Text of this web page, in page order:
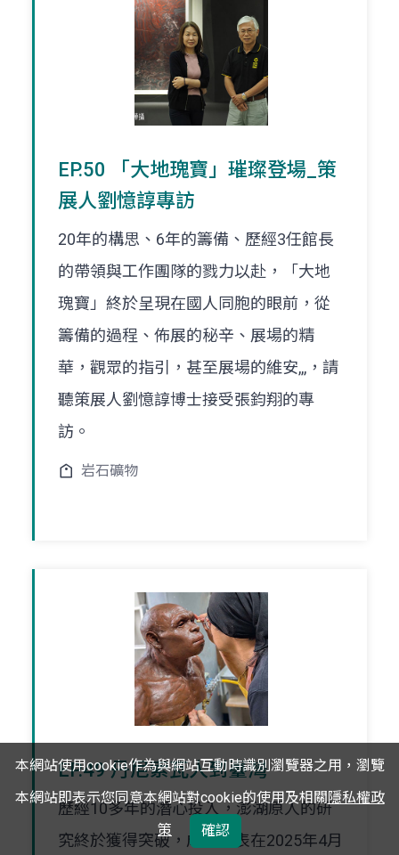
EP.50 「大地瑰寶」璀璨登場_策
展人劉憶諄專訪
20年的構思、6年的籌備、歷經3任館長
的帶領與工作團隊的戮力以赴，「大地
瑰寶」終於呈現在國人同胞的眼前，從
籌備的過程、佈展的秘辛、展場的精
華，觀眾的指引，甚至展場的維安,,,，請
聽策展人劉憶諄博士接受張鈞翔的專
訪。
岩石礦物
EP.49 丹尼索瓦人到臺灣
歷經10多年的潛心投入，澎湖原人的研
究終於獲得突破，成果發表在2025年4月
本網站使用cookie作為與網站互動時識別瀏覽器之用，瀏覽
本網站即表示您同意本網站對cookie的使用及相關隱私權政
策
確認